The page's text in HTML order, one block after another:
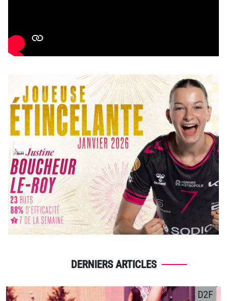
DERNIERS ARTICLES
D2F